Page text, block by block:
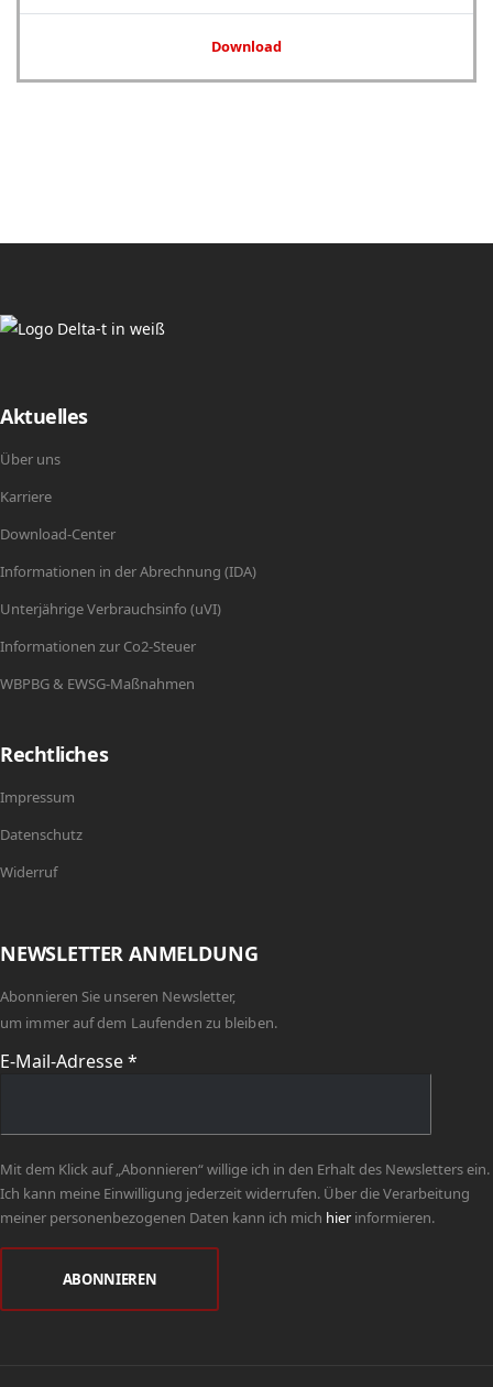
Download
Aktuelles
Über uns
Karriere
Download-Center
Informationen in der Abrechnung (IDA)
Unterjährige Verbrauchsinfo (uVI)
Informationen zur Co2-Steuer
WBPBG & EWSG-Maßnahmen
Rechtliches
Impressum
Datenschutz
Widerruf
NEWSLETTER ANMELDUNG
Abonnieren Sie unseren Newsletter,
um immer auf dem Laufenden zu bleiben.
E-Mail-Adresse*
Mit dem Klick auf „Abonnieren“ willige ich in den Erhalt des Newsletters ein.
Ich kann meine Einwilligung jederzeit widerrufen. Über die Verarbeitung
meiner personenbezogenen Daten kann ich mich hier informieren.